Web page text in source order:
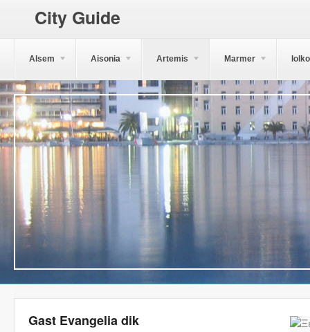
City Guide
Alsem Aisonia Artemis Marmer
Gast Evangelia dik